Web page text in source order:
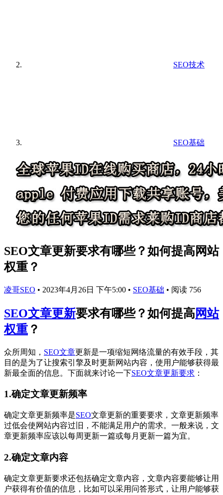
SEO技术
SEO基础
SEO文章更新要求有哪些？如何提高网站
权重？
凌哥SEO • 2023年4月26日 下午5:00 • SEO基础 • 阅读 756
SEO文章更新要求有哪些？如何提高网站
权重 ？
众所周知， SEO文章更新是一项缩短网络流量的有效手段，其
目的是为了让搜索引擎及时更新网站内容，使用户能够获得最
新最全面的信息。下面就来讨论一下SEO文章更新要求 ：
1.确定文章更新频率
确定文章更新频率是SEO文章更新的重要要求，文章更新频率
过低会使网站内容过旧，不能满足用户的需求。一般来说，文
章更新频率应该以每周更新一篇或每月更新一篇为宜。
2.确定文章内容
确定文章更新要求还包括确定文章内容，文章内容要能够让用
户获得有价值的信息，比如可以采用问答形式，让用户能够获